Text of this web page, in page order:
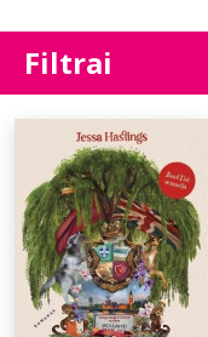
Filtrai